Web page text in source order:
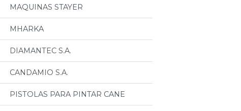
MAQUINAS STAYER
MHARKA
DIAMANTEC S.A.
CANDAMIO S.A.
PISTOLAS PARA PINTAR CANE